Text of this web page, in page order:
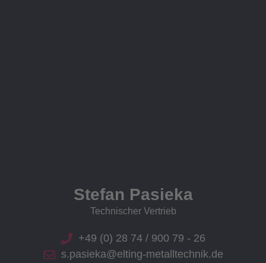
Stefan Pasieka
Technischer Vertrieb
+49 (0) 28 74 / 900 79 - 26
s.pasieka@elting-metalltechnik.de